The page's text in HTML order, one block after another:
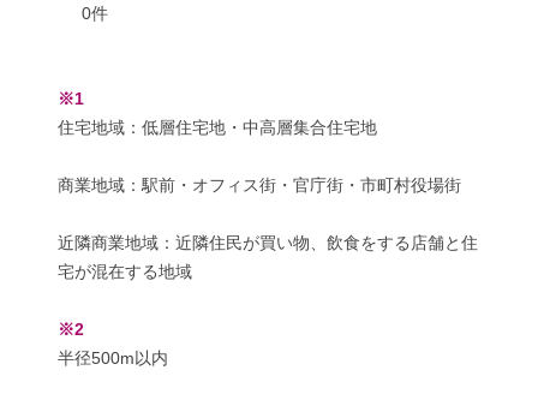
0件
※1
住宅地域：低層住宅地・中高層集合住宅地
商業地域：駅前・オフィス街・官庁街・市町村役場街
近隣商業地域：近隣住民が買い物、飲食をする店舗と住
宅が混在する地域
※2
半径500m以内